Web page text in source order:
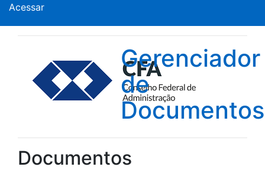
Acessar
Gerenciador
de
Documentos
Documentos